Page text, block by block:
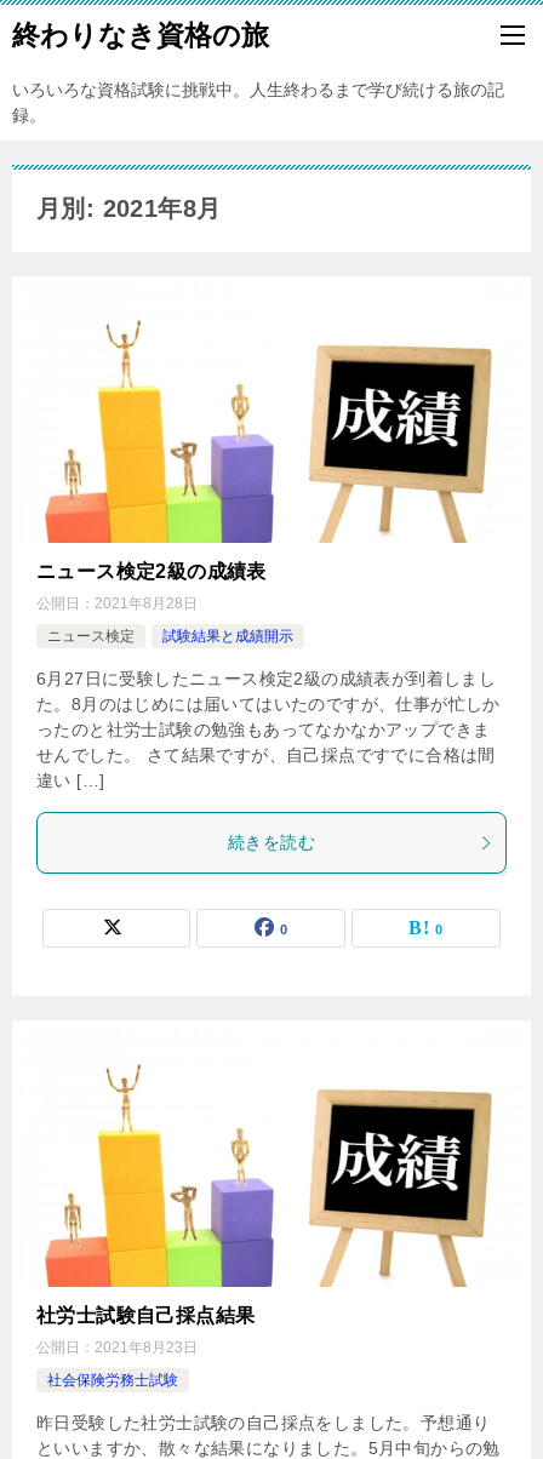
終わりなき資格の旅
いろいろな資格試験に挑戦中。人生終わるまで学び続ける旅の記
録。
月別: 2021年8月
ニュース検定2級の成績表
公開日： 2021年8月28日
ニュース検定
試験結果と成績開示
6月27日に受験したニュース検定2級の成績表が到着しまし
た。8月のはじめには届いてはいたのですが、仕事が忙しか
ったのと社労士試験の勉強もあってなかなかアップできま
せんでした。 さて結果ですが、自己採点ですでに合格は間
違い […]
続きを読む
0 0
社労士試験自己採点結果
公開日： 2021年8月23日
社会保険労務士試験
昨日受験した社労士試験の自己採点をしました。予想通り
といいますか、散々な結果になりました。5月中旬からの勉